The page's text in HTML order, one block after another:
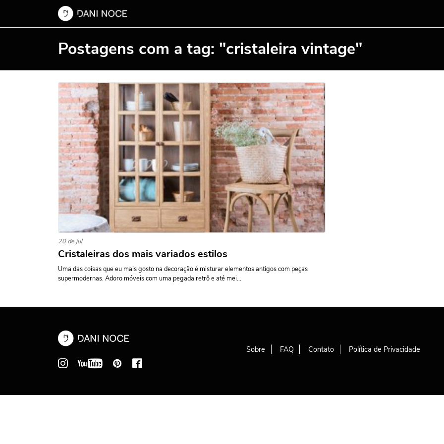
Postagens com a tag: "cristaleira vintage"
20 de jul
Cristaleiras dos mais variados estilos
Uma das coisas que eu mais gosto na decoração é misturar elementos antigos com peças
supermodernas. Adoro móveis com uma pegada retrô e até mei...
Sobre FAQ Contato Política de Privacidade